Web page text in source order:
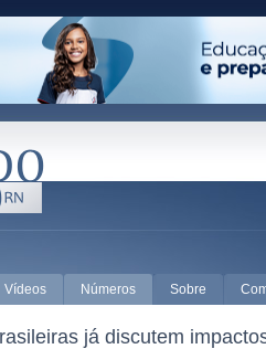
Vídeos Números Sobre
já discutem